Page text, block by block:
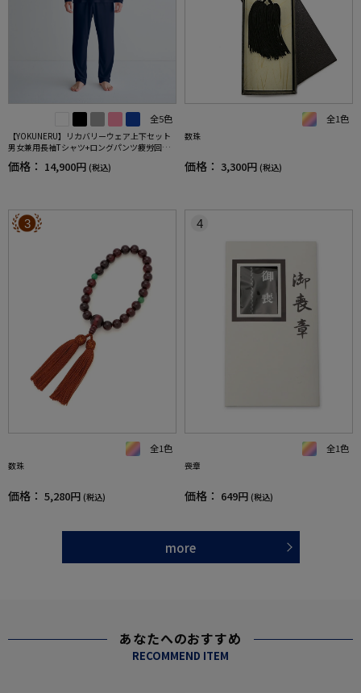
全5色
【YOKUNERU】リカバリーウェア上下セット
男女兼用長袖Tシャツ+ロングパンツ疲労回復
血行促進遠赤外線快眠NANOMIX(R)【一般医療
機器】SS～LLサイズ
価格： 14,900円 (税込)
全1色
数珠
価格： 3,300円 (税込)
3
全1色
数珠
価格： 5,280円 (税込)
4
全1色
喪章
価格： 649円 (税込)
more
あなたへのおすすめ
RECOMMEND ITEM